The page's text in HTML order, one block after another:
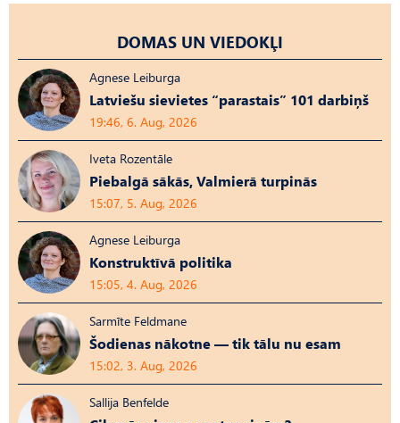
DOMAS UN VIEDOKĻI
Agnese Leiburga
Latviešu sievietes “parastais” 101 darbiņš
19:46, 6. Aug, 2026
Iveta Rozentāle
Piebalgā sākās, Valmierā turpinās
15:07, 5. Aug, 2026
Agnese Leiburga
Konstruktīvā politika
15:05, 4. Aug, 2026
Sarmīte Feldmane
Šodienas nākotne — tik tālu nu esam
15:02, 3. Aug, 2026
Sallija Benfelde